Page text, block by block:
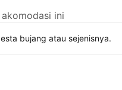
ini
bujang atau sejenisnya.